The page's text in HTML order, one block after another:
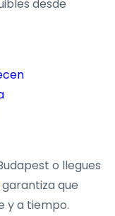
desde
o llegues
garantiza que
y a tiempo.